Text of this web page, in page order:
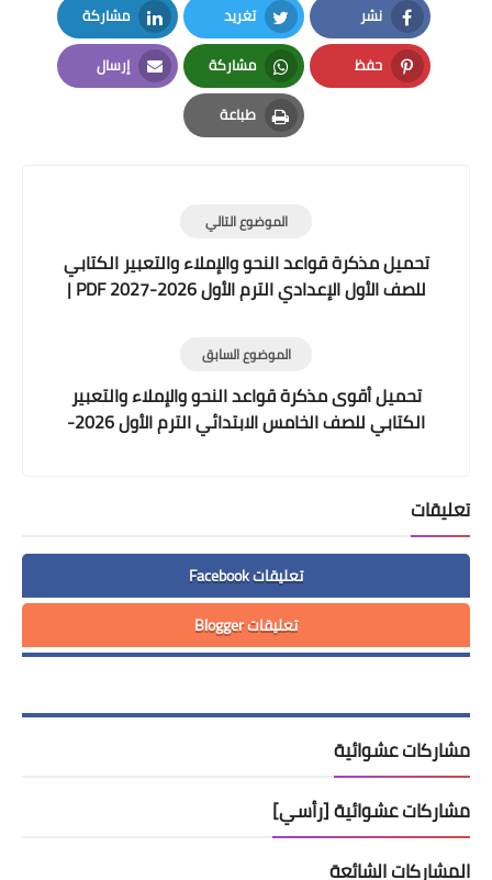
نشر
Facebook
تغريد
Twitter
مشاركة
LinkedIn
حفظ
Pinterest
مشاركة
Whatsapp
إرسال
Email
طباعة
Print
الموضوع التالي
تحميل مذكرة قواعد النحو والإملاء والتعبير الكتابي
للصف الأول الإعدادي الترم الأول 2026-2027 PDF |
شرح وتمارين وامتحانات
الموضوع السابق
تحميل أقوى مذكرة قواعد النحو والإملاء والتعبير
الكتابي للصف الخامس الابتدائي الترم الأول 2026-
تعليقات
تعليقات Facebook
تعليقات Blogger
مشاركات عشوائية
مشاركات عشوائية [رأسي]
المشاركات الشائعة